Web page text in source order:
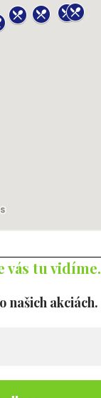
vás tu vidíme.
našich akciách.